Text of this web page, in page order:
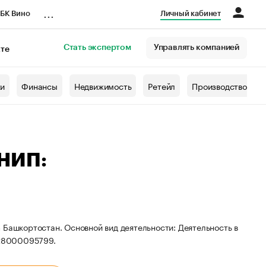
Вино Личный кабинет
Стать экспертом Управлять компанией
Финансы Недвижимость Ретейл Производство
Основной вид деятельности: Деятельность в